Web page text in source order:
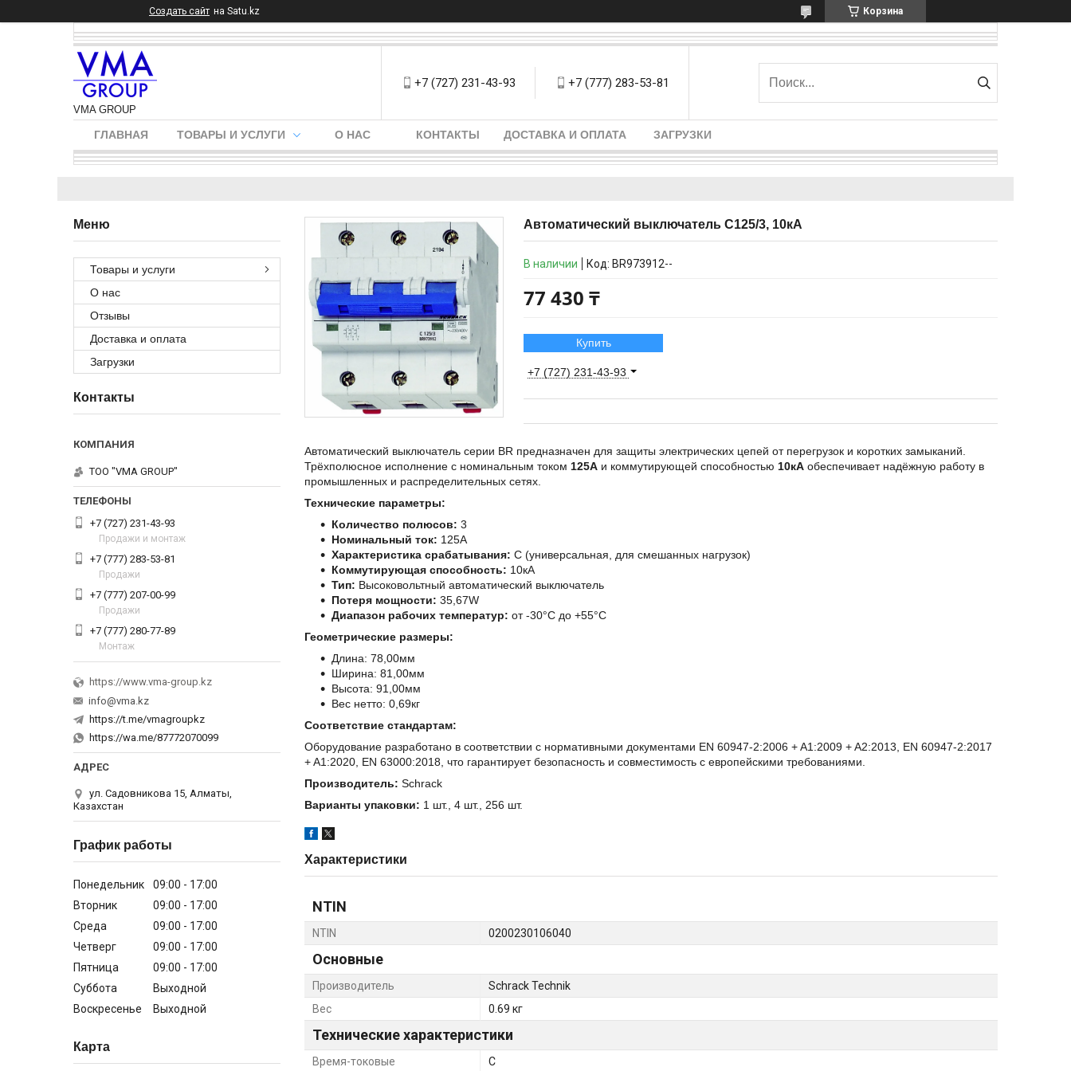
Создать сайт на Satu.kz Корзина
VMA GROUP
+7 (727) 231-43-93 +7 (777) 283-53-81
ГЛАВНАЯ ТОВАРЫ И УСЛУГИ О НАС КОНТАКТЫ ДОСТАВКА И ОПЛАТА ЗАГРУЗКИ
Автоматический выключатель C125/3, 10кА
В наличии Код: BR973912--
77 430 ₸
Купить
+7 (727) 231-43-93
Автоматический выключатель серии BR предназначен для защиты электрических цепей от перегрузок и коротких замыканий.
Трёхполюсное исполнение с номинальным током 125A и коммутирующей способностью 10кА обеспечивает надёжную работу в
промышленных и распределительных сетях.
Технические параметры:
Количество полюсов: 3
Номинальный ток: 125A
Характеристика срабатывания: C (универсальная, для смешанных нагрузок)
Коммутирующая способность: 10кА
Тип: Высоковольтный автоматический выключатель
Потеря мощности: 35,67W
Диапазон рабочих температур: от -30°C до +55°C
Геометрические размеры:
Длина: 78,00мм
Ширина: 81,00мм
Высота: 91,00мм
Вес нетто: 0,69кг
Соответствие стандартам:
Оборудование разработано в соответствии с нормативными документами EN 60947-2:2006 + A1:2009 + A2:2013, EN 60947-2:2017
+ A1:2020, EN 63000:2018, что гарантирует безопасность и совместимость с европейскими требованиями.
Производитель: Schrack
Варианты упаковки: 1 шт., 4 шт., 256 шт.
Характеристики
NTIN
NTIN 0200230106040
Основные
Производитель
Schrack Technik
Вес
0.69 кг
Технические характеристики
Время-токовые
C
Товары и услуги
О нас
Отзывы
Доставка и оплата
Загрузки
Контакты
ТОО "VMA GROUP"
+7 (727) 231-43-93
Продажи и монтаж
+7 (777) 283-53-81
Продажи
+7 (777) 207-00-99
Продажи
+7 (777) 280-77-89
Монтаж
https://www.vma-group.kz
info@vma.kz
https://t.me/vmagroupkz
https://wa.me/87772070099
ул. Садовникова 15, Алматы,
Казахстан
График работы
Понедельник 09:00
17:00
Вторник
09:00
17:00
Среда
09:00
17:00
Четверг
09:00
17:00
Пятница
09:00
17:00
Суббота
Выходной
Воскресенье
Выходной
Карта